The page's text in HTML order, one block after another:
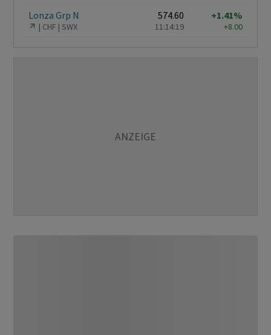
Lonza Grp N
CHF SWX
574.60
11:14:19
+1.41%
+8.00